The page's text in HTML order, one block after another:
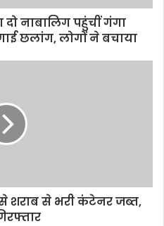
नाबालिग पहुंचीं गंगा
छलांग, लोगों ने बचाया
शराब से भरी कंटेनर जब्त,